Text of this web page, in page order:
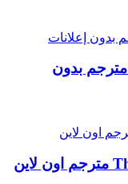
فيلم The Devil's Mouth 2026 مترجم بدون